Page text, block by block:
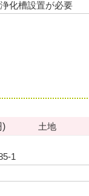
化槽設置が必要
) 土地
1